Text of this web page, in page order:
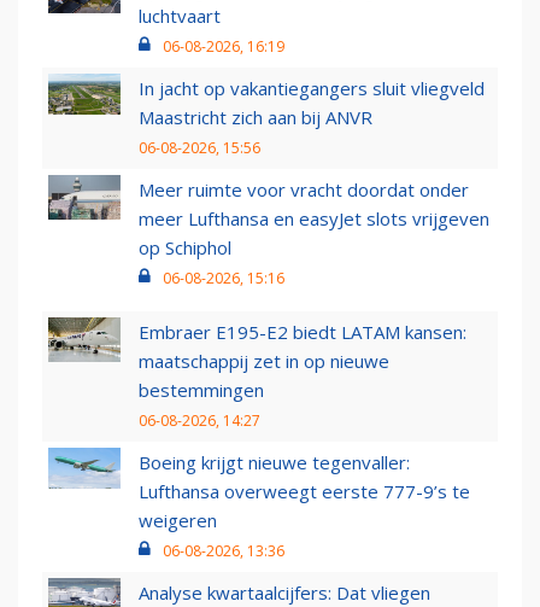
luchtvaart
06-08-2026, 16:19
In jacht op vakantiegangers sluit vliegveld
Maastricht zich aan bij ANVR
06-08-2026, 15:56
Meer ruimte voor vracht doordat onder
meer Lufthansa en easyJet slots vrijgeven
op Schiphol
06-08-2026, 15:16
Embraer E195-E2 biedt LATAM kansen:
maatschappij zet in op nieuwe
bestemmingen
06-08-2026, 14:27
Boeing krijgt nieuwe tegenvaller:
Lufthansa overweegt eerste 777-9’s te
weigeren
06-08-2026, 13:36
Analyse kwartaalcijfers: Dat vliegen